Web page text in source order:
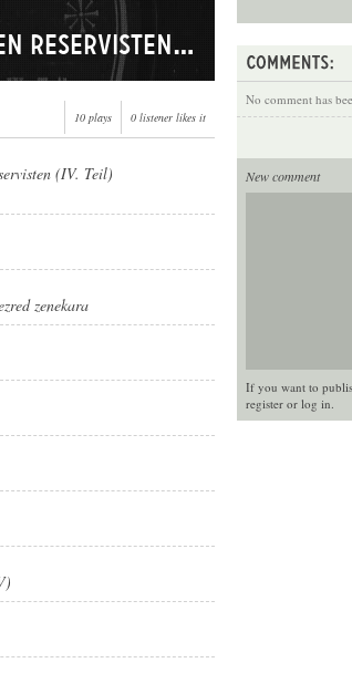
No comment has
New comment
If you want to
register or log in.
Der Traum eines österreichischen Reservisten (IV. Teil)
10 plays 0 listener likes it
(IV. Teil)
zenekara